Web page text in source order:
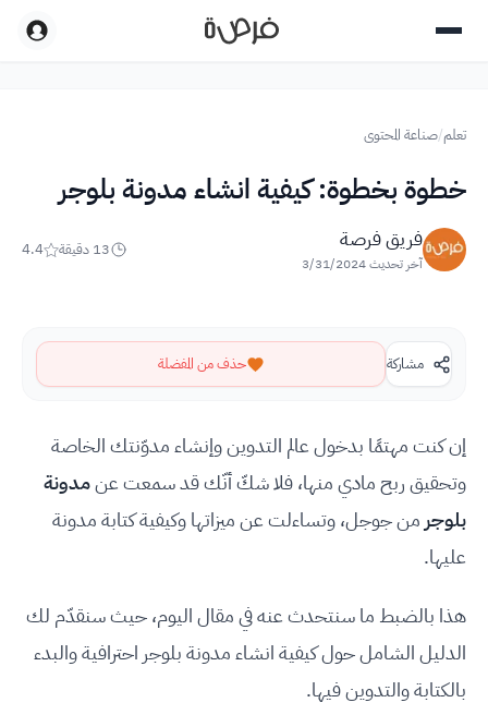
تعلم/صناعة المحتوى
خطوة بخطوة: كيفية انشاء مدونة بلوجر
فريق فرصة
آخر تحديث3/31/2024
13 دقيقة 4.4
مشاركة حذف من المفضلة
إن كنت مهتمًا بدخول عالم التدوين وإنشاء مدوّنتك الخاصة
وتحقيق ربح مادي منها، فلا شكّ أنّك قد سمعت عنمدونة
بلوجر من جوجل، وتساءلت عن ميزاتها وكيفية كتابة مدونة
عليها.
هذا بالضبط ما سنتحدث عنه في مقال اليوم، حيث سنقدّم لك
الدليل الشامل حول كيفية انشاء مدونة بلوجر احترافية والبدء
بالكتابة والتدوين فيها.